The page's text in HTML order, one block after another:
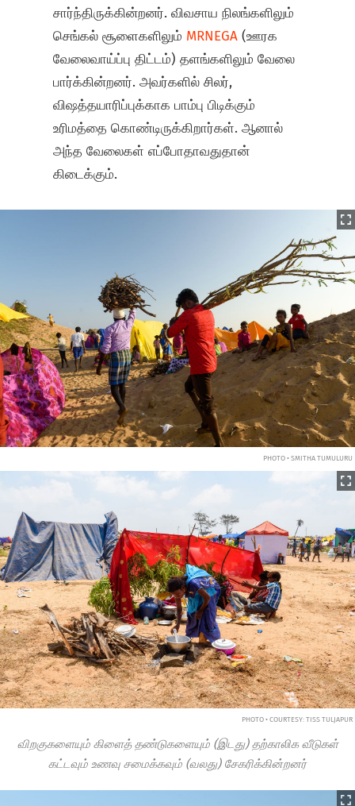
சார்ந்திருக்கின்றனர். விவசாய நிலங்களிலும்
செங்கல் சூளைகளிலும் MRNEGA(ஊரக
வேலைவாய்ப்பு திட்டம்) தளங்களிலும் வேலை
பார்க்கின்றனர். அவர்களில் சிலர்,
விஷத்தயாரிப்புக்காக பாம்பு பிடிக்கும்
உரிமத்தை கொண்டிருக்கிறார்கள். ஆனால்
அந்த வேலைகள் எப்போதாவதுதான்
கிடைக்கும்.
PHOTO • SMITHA TUMULURU
PHOTO • COURTESY: TISS TULJAPUR
விறகுகளையும் கிளைத் தண்டுகளையும் (இடது) தற்காலிக வீடுகள்
கட்டவும் உணவு சமைக்கவும் (வலது) சேகரிக்கின்றனர்